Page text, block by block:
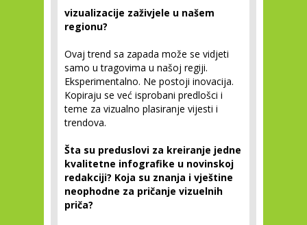
vizualizacije zaživjele u našem
regionu?
Ovaj trend sa zapada može se vidjeti
samo u tragovima u našoj regiji.
Eksperimentalno. Ne postoji inovacija.
Kopiraju se već isprobani predlošci i
teme za vizualno plasiranje vijesti i
trendova.
Šta su preduslovi za kreiranje jedne
kvalitetne infografike u novinskoj
redakciji? Koja su znanja i vještine
neophodne za pričanje vizuelnih
priča?